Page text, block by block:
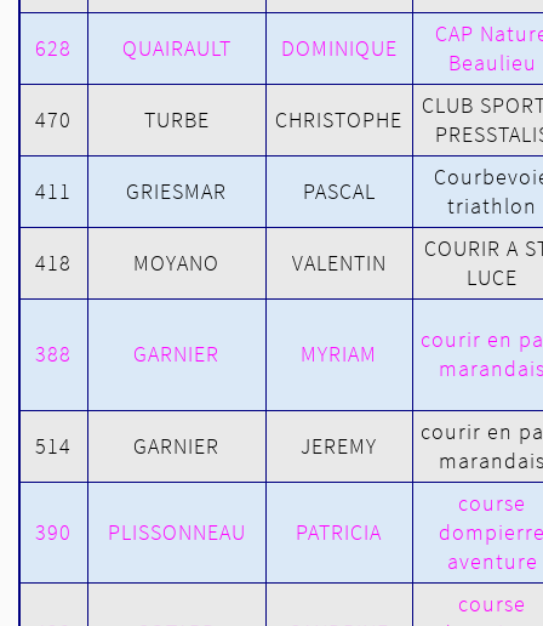
628 QUAIRAULT DOMINIQUE
CAP
Beaulieu
470 TURBE CHRISTOPHE
CLUB
411 GRIESMAR PASCAL
triathlon
418 MOYANO VALENTIN
COURIR A
LUCE
388 GARNIER MYRIAM
courir en
514 GARNIER JEREMY
courir en
390 PLISSONNEAU PATRICIA
course
aventure
course